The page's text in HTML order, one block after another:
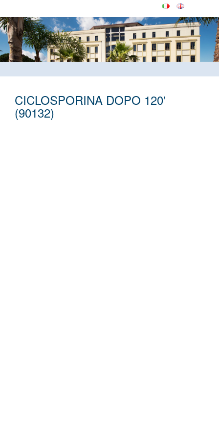
CICLOSPORINA DOPO 120′
(90132)